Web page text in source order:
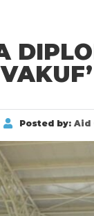
Posted by: Aid